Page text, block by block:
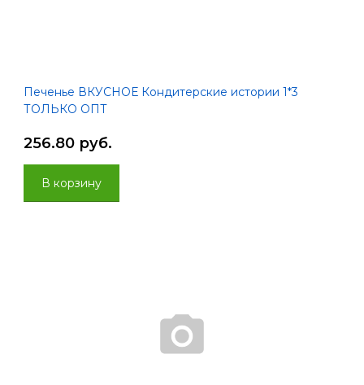
Печенье ВКУСНОЕ Кондитерские истории 1*3
ТОЛЬКО ОПТ
256.80 руб.
В корзину